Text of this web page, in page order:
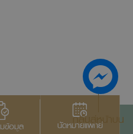
ข้อมูล นัดหมายแพทย์
กลับสู่หน้าบน